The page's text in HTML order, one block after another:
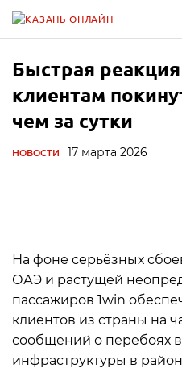
Быстрая
клиентам
чем за сутки
НОВОСТИ 17 марта 2026
На фоне серьёзных
ОАЭ и растущей
пассажиров 1win
клиентов из страны на
сообщений о перебоях
инфраструктуры в